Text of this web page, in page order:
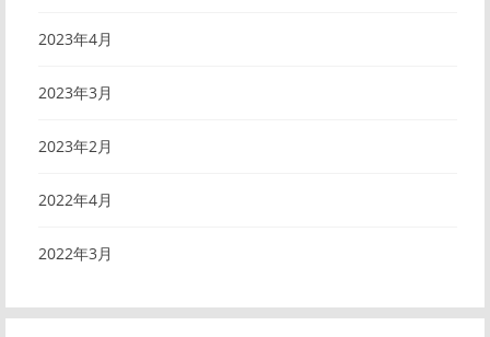
2023年4月
2023年3月
2023年2月
2022年4月
2022年3月